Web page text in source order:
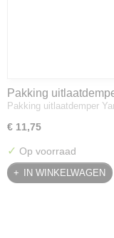
Pakking
128300-13230
Pakking uitlaatdemper
€ 11,75
✓ Op voorraad
IN WINKELWAGEN